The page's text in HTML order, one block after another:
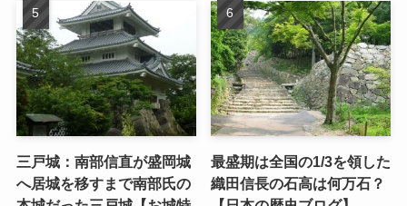
三戸城：南部信直が盛岡城
へ居城を移すまで南部氏の
最盛期は全国の1/3を領した
織田信長の石高は何万石？